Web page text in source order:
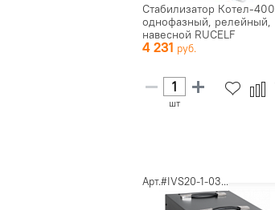
Стабилизатор Котел-400
однофазный, релейный,
навесной RUCELF
4 231
шт
Арт.#IVS20-1-03...